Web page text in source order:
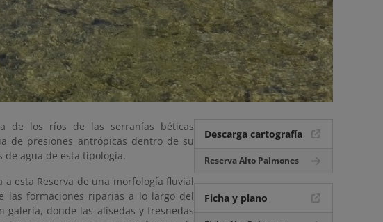
de los ríos de las serranías béticas
de presiones antrópicas dentro de su
de agua de esta tipología.
esta Reserva de una morfología fluvial
las formaciones riparias a lo largo del
galería, donde las alisedas y fresnedas
Descarga cartografía
Reserva Alto Palmones
Ficha y plano